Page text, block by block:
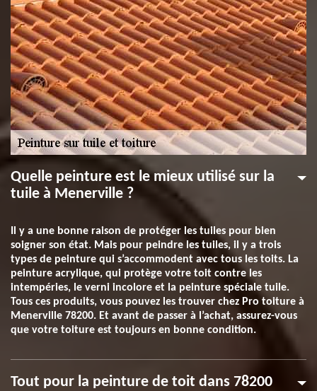
Quelle peinture est le mieux utilisé sur la
tuile à Menerville ?
Il y a une bonne raison de protéger les tuiles pour bien
soigner son état. Mais pour peindre les tuiles, il y a trois
types de peinture qui s’accommodent avec tous les toits. La
peinture acrylique, qui protège votre toit contre les
intempéries, le verni incolore et la peinture spéciale tuile.
Tous ces produits, vous pouvez les trouver chez Pro toiture à
Menerville 78200. Et avant de passer à l’achat, assurez-vous
que votre toiture est toujours en bonne condition.
Tout pour la peinture de toit dans 78200